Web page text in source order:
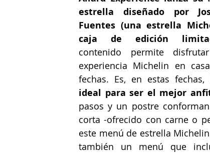
estrella diseñado por
Fuentes (una estrella
caja de edición
contenido permite
experiencia Michelin en
fechas. Es, en estas fechas,
ideal para ser el mejor
pasos y un postre
corta -ofrecido con carne o
este menú de estrella
también un menú que